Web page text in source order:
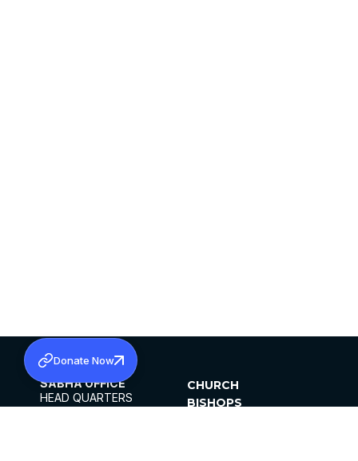
SABHA OFFICE
HEAD QUARTERS
CHURCH
BISHOPS
Donate Now